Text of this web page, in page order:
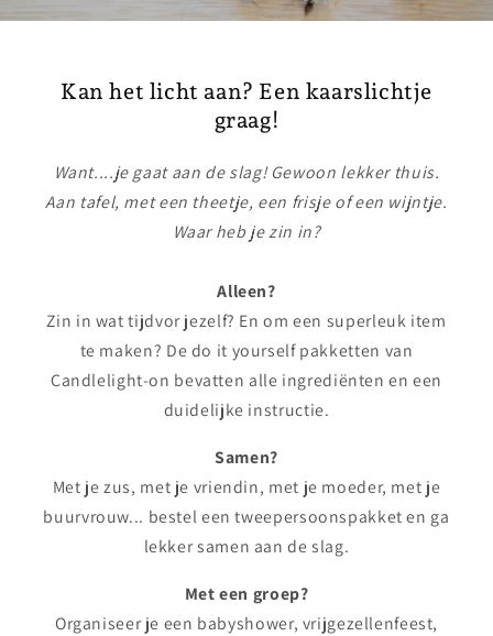
Kan het licht aan? Een kaarslichtje
graag!
Want....je gaat aan de slag! Gewoon lekker thuis.
Aan tafel, met een theetje, een frisje of een wijntje.
Waar heb je zin in?
Alleen?
Zin in wat tijdvor jezelf? En om een superleuk item
te maken? De do it yourself pakketten van
Candlelight-on bevatten alle ingrediënten en een
duidelijke instructie.
Samen?
Met je zus, met je vriendin, met je moeder, met je
buurvrouw... bestel een tweepersoonspakket en ga
lekker samen aan de slag.
Met een groep?
Organiseer je een babyshower, vrijgezellenfeest,